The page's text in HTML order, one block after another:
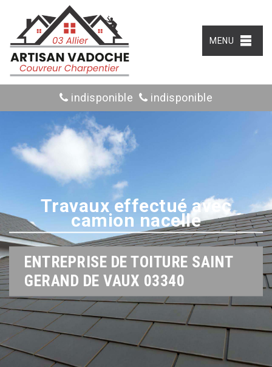
MENU
indisponible indisponible
Travaux effectué avec
camion nacelle
ENTREPRISE DE TOITURE SAINT
GERAND DE VAUX 03340